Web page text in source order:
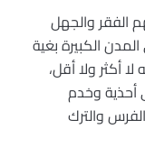
الفقر والجهل
الكبيرة بغية
ولا أقل،
وخدم
والترك